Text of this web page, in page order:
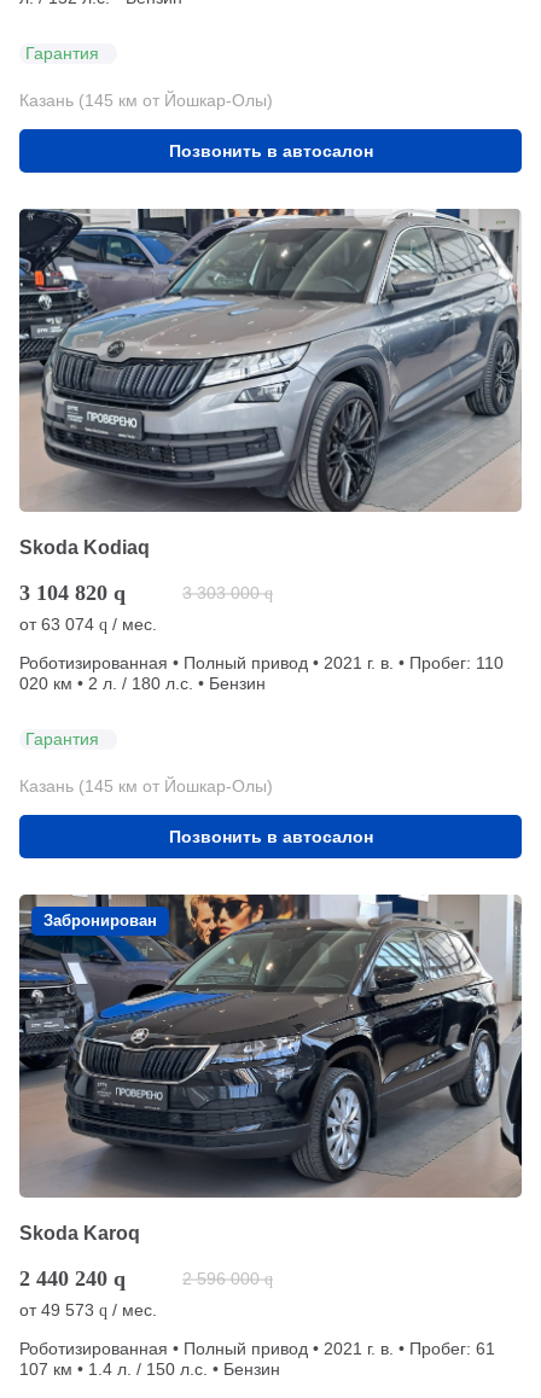
Гарантия
Казань (145 км от Йошкар-Олы)
Позвонить в автосалон
Skoda Kodiaq
3 104 820 q 3 303 000 q
от63 074 q / мес.
Роботизированная • Полный привод • 2021 г. в. • Пробег: 110
020 км • 2 л. / 180 л.с. • Бензин
Гарантия
Казань (145 км от Йошкар-Олы)
Позвонить в автосалон
Забронирован
Skoda Karoq
2 440 240 q 2 596 000 q
от49 573 q / мес.
Роботизированная • Полный привод • 2021 г. в. • Пробег: 61
107 км • 1.4 л. / 150 л.с. • Бензин